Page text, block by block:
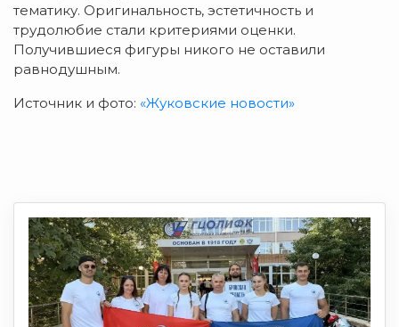
тематику. Оригинальность, эстетичность и
трудолюбие стали критериями оценки.
Получившиеся фигуры никого не оставили
равнодушным.
Источник и фото: «Жуковские новости»